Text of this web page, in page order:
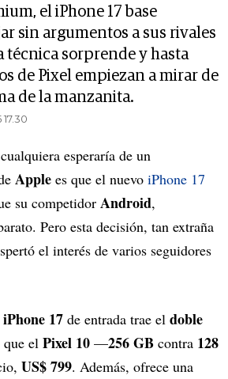
el iPhone 17 base
sin argumentos a sus rivales
técnica sorprende y hasta
de Pixel empiezan a mirar de
de la manzanita.
esperaría de un
Apple es que el nuevo iPhone 17
su competidor Android,
Pero esta decisión, tan extraña
el interés de varios seguidores
iPhone 17 de entrada trae el doble
que el Pixel 10 —256 GB contra 128
US$ 799. Además, ofrece una